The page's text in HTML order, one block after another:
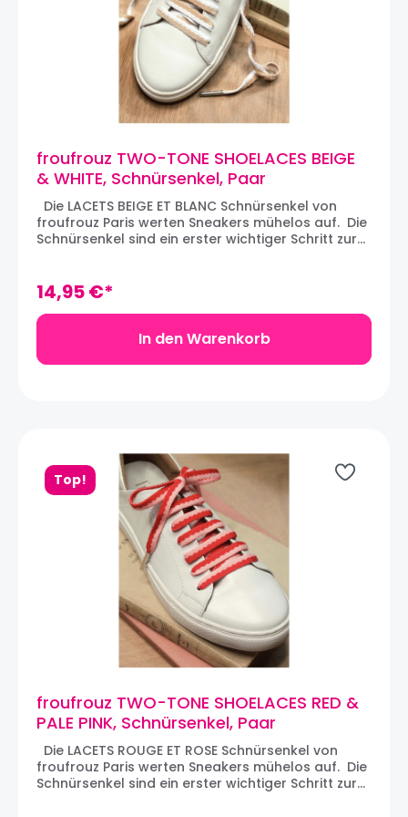
froufrouz TWO-TONE SHOELACES BEIGE
& WHITE, Schnürsenkel, Paar
Die LACETS BEIGE ET BLANC Schnürsenkel von
froufrouz Paris werten Sneakers mühelos auf. Die
Schnürsenkel sind ein erster wichtiger Schritt zur
verwandeln und die silber-farbigen Metallspitzen,
die den Look aufwerten. Die Schnürsenkel werden
in Paaren verkauft. Maße: 120 x 0,6 cm
14,95 €*
In den Warenkorb
Top!
froufrouz TWO-TONE SHOELACES RED &
PALE PINK, Schnürsenkel, Paar
Die LACETS ROUGE ET ROSE Schnürsenkel von
froufrouz Paris werten Sneakers mühelos auf. Die
Schnürsenkel sind ein erster wichtiger Schritt zur